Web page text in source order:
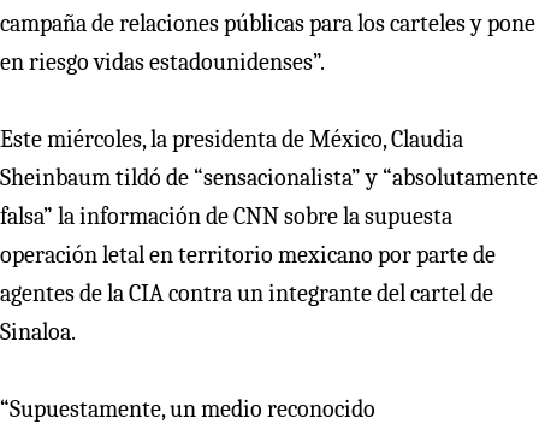
campaña de relaciones públicas para los carteles y pone
en riesgo vidas estadounidenses”.
Este miércoles, la presidenta de México, Claudia
Sheinbaum tildó de “sensacionalista” y “absolutamente
falsa” la información de CNN sobre la supuesta
operación letal en territorio mexicano por parte de
agentes de la CIA contra un integrante del cartel de
Sinaloa.
“Supuestamente, un medio reconocido